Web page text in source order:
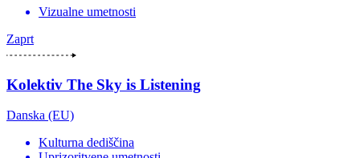
Vizualne umetnosti
Zaprt
Kolektiv The Sky is Listening
Danska (EU)
Kulturna dediščina